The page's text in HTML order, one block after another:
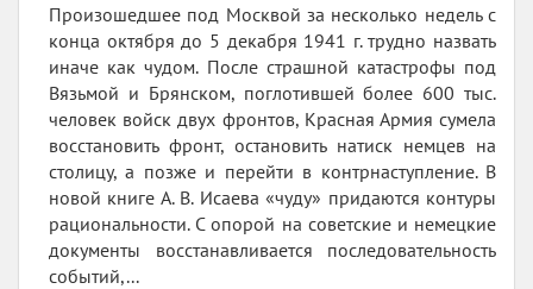
Произошедшее под Москвой за несколько недель с
конца октября до 5 декабря 1941 г. трудно назвать
иначе как чудом. После страшной катастрофы под
Вязьмой и Брянском, поглотившей более 600 тыс.
человек войск двух фронтов, Красная Армия сумела
восстановить фронт, остановить натиск немцев на
столицу, а позже и перейти в контрнаступление. В
новой книге А. В. Исаева «чуду» придаются контуры
рациональности. С опорой на советские и немецкие
документы восстанавливается последовательность
событий,...